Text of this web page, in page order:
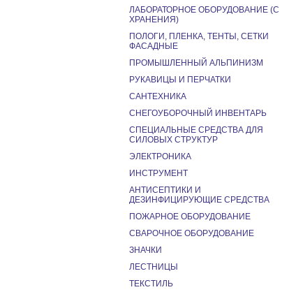
ЛАБОРАТОРНОЕ ОБОРУДОВАНИЕ (С
ХРАНЕНИЯ)
ПОЛОГИ, ПЛЕНКА, ТЕНТЫ, СЕТКИ
ФАСАДНЫЕ
ПРОМЫШЛЕННЫЙ АЛЬПИНИЗМ
РУКАВИЦЫ И ПЕРЧАТКИ
САНТЕХНИКА
СНЕГОУБОРОЧНЫЙ ИНВЕНТАРЬ
СПЕЦИАЛЬНЫЕ СРЕДСТВА ДЛЯ
СИЛОВЫХ СТРУКТУР
ЭЛЕКТРОНИКА
ИНСТРУМЕНТ
АНТИСЕПТИКИ И
ДЕЗИНФИЦИРУЮЩИЕ СРЕДСТВА
ПОЖАРНОЕ ОБОРУДОВАНИЕ
СВАРОЧНОЕ ОБОРУДОВАНИЕ
ЗНАЧКИ
ЛЕСТНИЦЫ
ТЕКСТИЛЬ